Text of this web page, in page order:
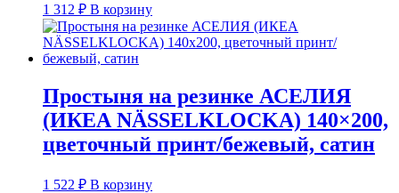
1 312 ₽ В корзину
Простыня на резинке АСЕЛИЯ
(ИКЕА NÄSSELKLOCKA) 140×200,
цветочный принт/бежевый, сатин
1 522 ₽ В корзину